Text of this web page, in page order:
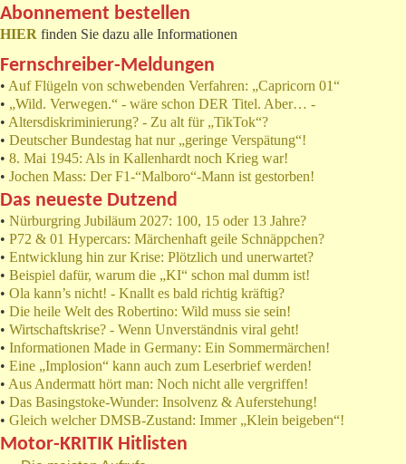
Abonnement bestellen
HIER finden Sie dazu alle Informationen
Fernschreiber-Meldungen
• Auf Flügeln von schwebenden Verfahren: „Capricorn 01“
• „Wild. Verwegen.“ - wäre schon DER Titel. Aber… -
• Altersdiskriminierung? - Zu alt für „TikTok“?
• Deutscher Bundestag hat nur „geringe Verspätung“!
• 8. Mai 1945: Als in Kallenhardt noch Krieg war!
• Jochen Mass: Der F1-“Malboro“-Mann ist gestorben!
Das neueste Dutzend
• Nürburgring Jubiläum 2027: 100, 15 oder 13 Jahre?
• P72 & 01 Hypercars: Märchenhaft geile Schnäppchen?
• Entwicklung hin zur Krise: Plötzlich und unerwartet?
• Beispiel dafür, warum die „KI“ schon mal dumm ist!
• Ola kann’s nicht! - Knallt es bald richtig kräftig?
• Die heile Welt des Robertino: Wild muss sie sein!
• Wirtschaftskrise? - Wenn Unverständnis viral geht!
• Informationen Made in Germany: Ein Sommermärchen!
• Eine „Implosion“ kann auch zum Leserbrief werden!
• Aus Andermatt hört man: Noch nicht alle vergriffen!
• Das Basingstoke-Wunder: Insolvenz & Auferstehung!
• Gleich welcher DMSB-Zustand: Immer „Klein beigeben“!
Motor-KRITIK Hitlisten